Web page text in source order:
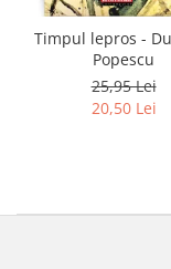
Timpul lepros -
Popescu
25,95 Lei
20,50 Lei